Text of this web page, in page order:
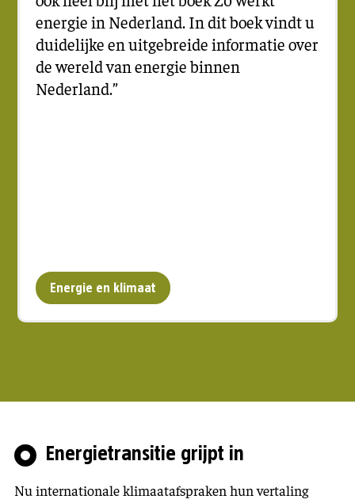
energie in Nederland. In dit boek vindt u
duidelijke en uitgebreide informatie over
de wereld van energie binnen
Nederland.”
Energie en klimaat
Energietransitie grijpt in
Nu internationale klimaatafspraken hun vertaling